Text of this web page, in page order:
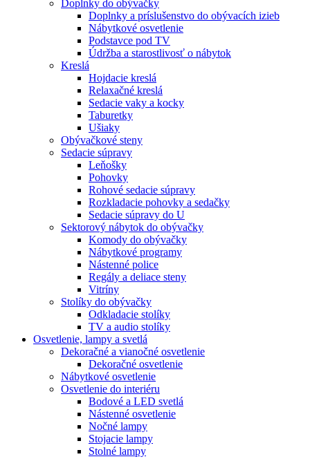
Doplnky do obývačky
Doplnky a príslušenstvo do obývacích izieb
Nábytkové osvetlenie
Podstavce pod TV
Údržba a starostlivosť o nábytok
Kreslá
Hojdacie kreslá
Relaxačné kreslá
Sedacie vaky a kocky
Taburetky
Ušiaky
Obývačkové steny
Sedacie súpravy
Leňošky
Pohovky
Rohové sedacie súpravy
Rozkladacie pohovky a sedačky
Sedacie súpravy do U
Sektorový nábytok do obývačky
Komody do obývačky
Nábytkové programy
Nástenné police
Regály a deliace steny
Vitríny
Stolíky do obývačky
Odkladacie stolíky
TV a audio stolíky
Osvetlenie, lampy a svetlá
Dekoračné a vianočné osvetlenie
Dekoračné osvetlenie
Nábytkové osvetlenie
Osvetlenie do interiéru
Bodové a LED svetlá
Nástenné osvetlenie
Nočné lampy
Stojacie lampy
Stolné lampy